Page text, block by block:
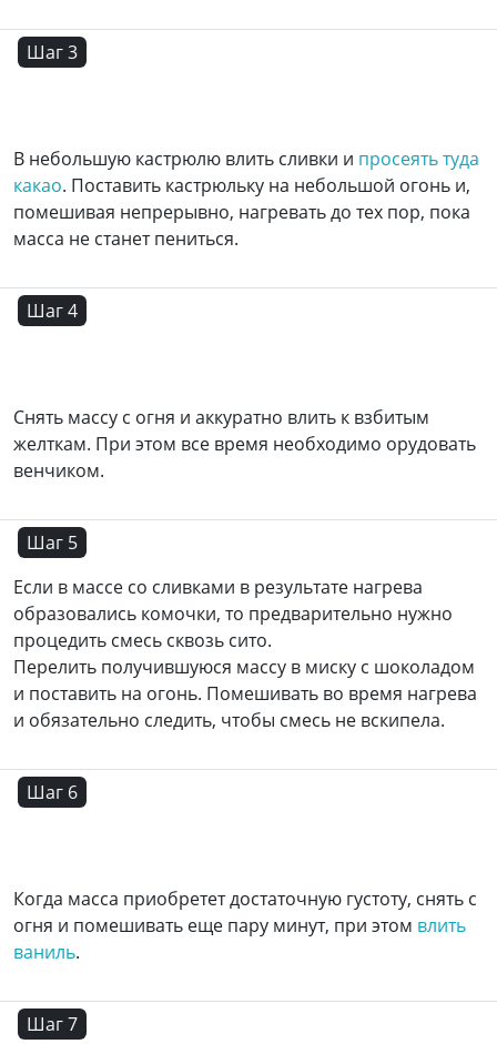
Шаг 3
В небольшую кастрюлю влить сливки и просеять туда
какао. Поставить кастрюльку на небольшой огонь и,
помешивая непрерывно, нагревать до тех пор, пока
масса не станет пениться.
Шаг 4
Снять массу с огня и аккуратно влить к взбитым
желткам. При этом все время необходимо орудовать
венчиком.
Шаг 5
Если в массе со сливками в результате нагрева
образовались комочки, то предварительно нужно
процедить смесь сквозь сито.
Перелить получившуюся массу в миску с шоколадом
и поставить на огонь. Помешивать во время нагрева
и обязательно следить, чтобы смесь не вскипела.
Шаг 6
Когда масса приобретет достаточную густоту, снять с
огня и помешивать еще пару минут, при этом влить
ваниль.
Шаг 7